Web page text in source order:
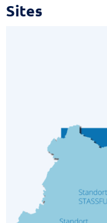
Sites
Sites